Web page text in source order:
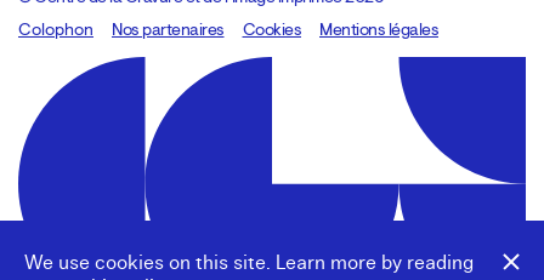
We use cookies on this site. Learn more by reading
Colophon
Design:Marcel Kaczmarek, code:8080.studio
Nos partenaires Cookies Mentions légales